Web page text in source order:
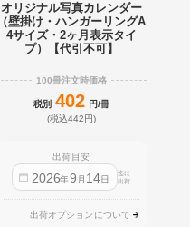
オリジナル写真カレンダー
（壁掛け・ハンガーリングA
4サイズ・2ヶ月表示タイ
プ）【代引不可】
100冊注文時価格
税別 402 円/冊
(税込442円)
出荷目安
2026年9 月 14日
迄に
出荷
出荷オプションについて